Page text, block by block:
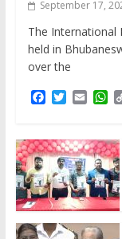
September 17,
The International
held in
over the
F
e
b
o
o
k
T
t
t
e
r
E
i
l
W
t
s
A
p
p